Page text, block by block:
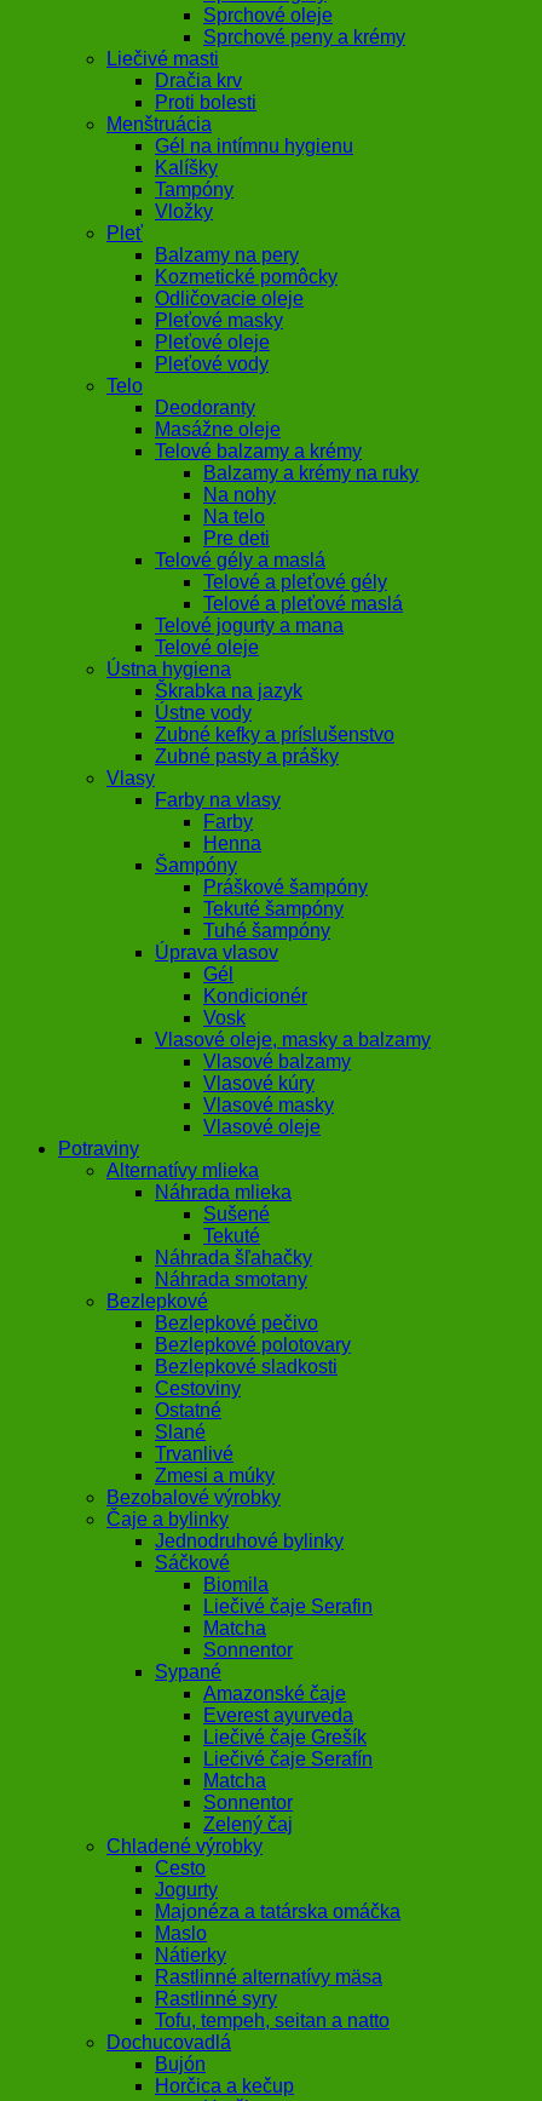
Sprchové oleje
Sprchové peny a krémy
Liečivé masti
Dračia krv
Proti bolesti
Menštruácia
Gél na intímnu hygienu
Kalíšky
Tampóny
Vložky
Pleť
Balzamy na pery
Kozmetické pomôcky
Odličovacie oleje
Pleťové masky
Pleťové oleje
Pleťové vody
Telo
Deodoranty
Masážne oleje
Telové balzamy a krémy
Balzamy a krémy na ruky
Na nohy
Na telo
Pre deti
Telové gély a maslá
Telové a pleťové gély
Telové a pleťové maslá
Telové jogurty a mana
Telové oleje
Ústna hygiena
Škrabka na jazyk
Ústne vody
Zubné kefky a príslušenstvo
Zubné pasty a prášky
Vlasy
Farby na vlasy
Farby
Henna
Šampóny
Práškové šampóny
Tekuté šampóny
Tuhé šampóny
Úprava vlasov
Gél
Kondicionér
Vosk
Vlasové oleje, masky a balzamy
Vlasové balzamy
Vlasové kúry
Vlasové masky
Vlasové oleje
Potraviny
Alternatívy mlieka
Náhrada mlieka
Sušené
Tekuté
Náhrada šľahačky
Náhrada smotany
Bezlepkové
Bezlepkové pečivo
Bezlepkové polotovary
Bezlepkové sladkosti
Cestoviny
Ostatné
Slané
Trvanlivé
Zmesi a múky
Bezobalové výrobky
Čaje a bylinky
Jednodruhové bylinky
Sáčkové
Biomila
Liečivé čaje Serafin
Matcha
Sonnentor
Sypané
Amazonské čaje
Everest ayurveda
Liečivé čaje Grešík
Liečivé čaje Serafín
Matcha
Sonnentor
Zelený čaj
Chladené výrobky
Cesto
Jogurty
Majonéza a tatárska omáčka
Maslo
Nátierky
Rastlinné alternatívy mäsa
Rastlinné syry
Tofu, tempeh, seitan a natto
Dochucovadlá
Bujón
Horčica a kečup